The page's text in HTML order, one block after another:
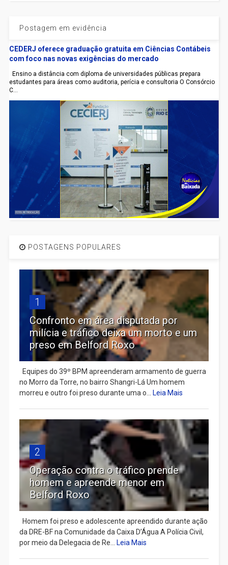
Postagem em evidência
CEDERJ oferece graduação gratuita em Ciências Contábeis
com foco nas novas exigências do mercado
Ensino a distância com diploma de universidades públicas prepara
estudantes para áreas como auditoria, perícia e consultoria O Consórcio
C...
POSTAGENS POPULARES
1
Confronto em área disputada por
milícia e tráfico deixa um morto e um
preso em Belford Roxo
Equipes do 39º BPM apreenderam armamento de guerra
no Morro da Torre, no bairro Shangri-Lá Um homem
morreu e outro foi preso durante uma o... Leia Mais
2
Operação contra o tráfico prende
homem e apreende menor em
Belford Roxo
Homem foi preso e adolescente apreendido durante ação
da DRE-BF na Comunidade da Caixa D’Água A Polícia Civil,
por meio da Delegacia de Re... Leia Mais